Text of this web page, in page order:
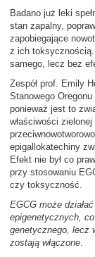
Badano już leki
stan zapalny,
zapobiegające
z ich
samego, lecz bez
Zespół prof. Emily
Stanowego
ponieważ jest to
właściwości
epigallokatechiny
Efekt nie był co
przy stosowaniu
czy toksyczność.
EGCG może
epigenetycznych,
genetycznego, lecz
zostają włączone.